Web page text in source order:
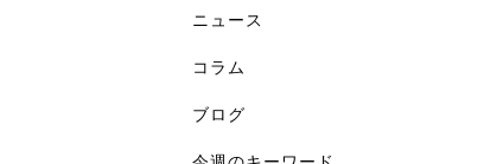
ニュース
コラム
ブログ